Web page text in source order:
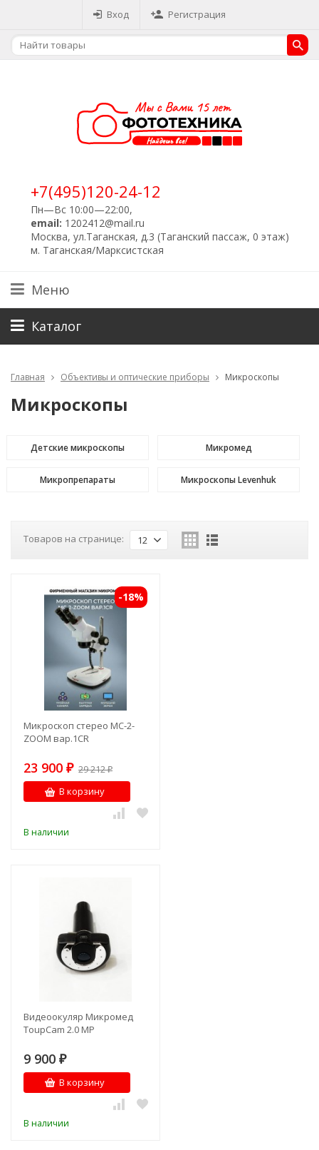
Вход Регистрация
+7(495)120-24-12
Пн—Вс 10:00—22:00,
email: 1202412@mail.ru
Москва, ул.Таганская, д.3 (Таганский пассаж, 0 этаж)
м. Таганская/Марксистская
Меню
Каталог
Главная Объективы и оптические приборы Микроскопы
Микроскопы
Детские микроскопы Микромед
Микропрепараты Микроскопы Levenhuk
Товаров на странице: 12
-18%
Микроскоп стерео МС-2-
ZOOM вар.1CR
23 900 ₽ 29 212₽
В корзину
В наличии
Видеоокуляр Микромед
ToupCam 2.0 MP
9 900 ₽
В корзину
В наличии